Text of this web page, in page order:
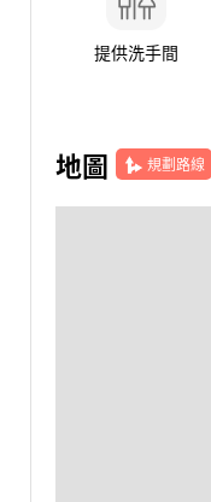
提供洗手間
地圖 規劃路線